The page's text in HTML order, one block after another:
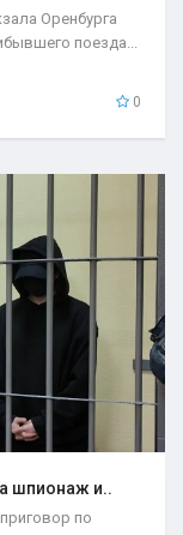
Оренбурга
поезда...
0
шпионаж и..
по